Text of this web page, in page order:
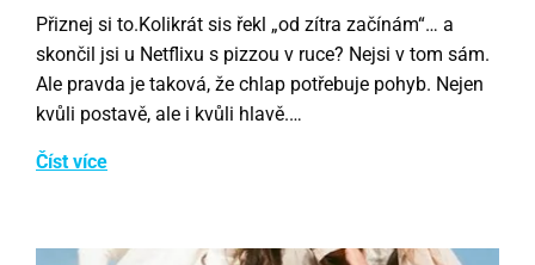
Přiznej si to.Kolikrát sis řekl „od zítra začínám“… a
skončil jsi u Netflixu s pizzou v ruce? Nejsi v tom sám.
Ale pravda je taková, že chlap potřebuje pohyb. Nejen
kvůli postavě, ale i kvůli hlavě.…
Číst více